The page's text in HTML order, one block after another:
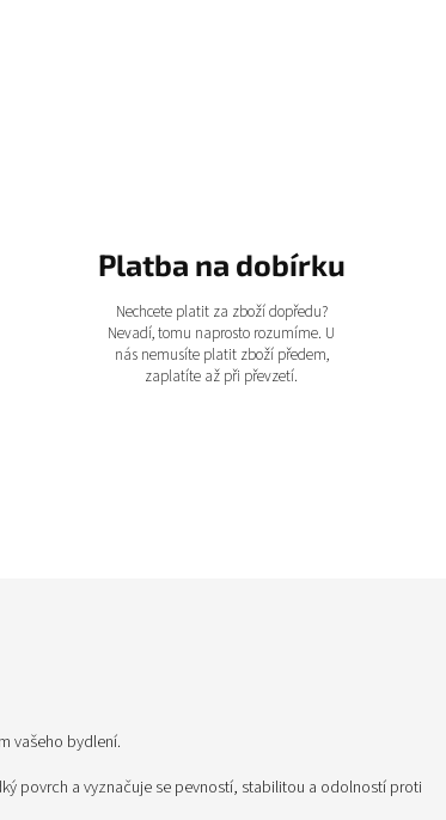
Platba na dobírku
Nechcete platit za zboží dopředu?
Nevadí, tomu naprosto rozumíme. U
nás nemusíte platit zboží předem,
zaplatíte až při převzetí.
vašeho bydlení.
povrch a vyznačuje se pevností, stabilitou a odolností proti